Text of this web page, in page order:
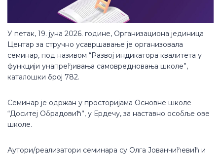
У петак, 19. јуна 2026. године, Организациона јединица
Центар за стручно усавршавање је организовала
семинар, под називом “Развој индикатора квалитета у
функцији унапређивања самовредновања школе”,
каталошки број 782.
Семинар је одржан у просторијама Основне школе
“Доситеј Обрадовић”, у Ердечу, за наставно особље ове
школе.
Аутори/реализатори семинара су Олга Јованчићевић и